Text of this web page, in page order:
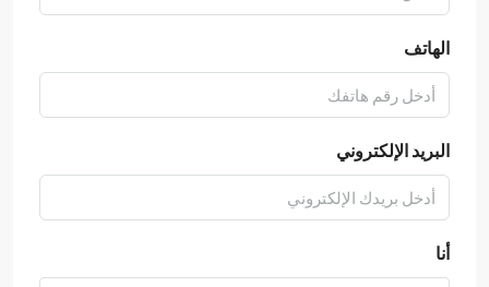
الهاتف
البريد الإلكتروني
أنا